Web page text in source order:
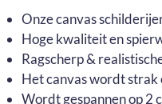
Onze canvas
Hoge kwaliteit en
Ragscherp &
Het canvas wordt strak
Wordt gespannen op 2